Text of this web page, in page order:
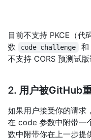
目前不支持 PKCE（代
数
code_challenge 和
不支持 CORS 预测试版
2. 用户被GitHub
如果用户接受你的请求
在 code 参数中附带一
数中附带你在上一步提